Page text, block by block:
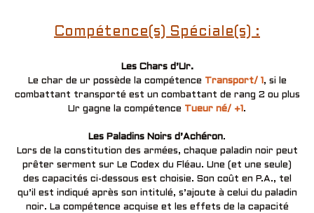
Compétence(s) Spéciale(s) :
Les Chars d’Ur.
Le char de ur possède la compétence Transport/ 1 , si le
combattant transporté est un combattant de rang 2 ou plus
Ur gagne la compétence Tueur né/ +1 .
Les Paladins Noirs d’Achéron.
Lors de la constitution des armées, chaque paladin noir peut
prêter serment sur Le Codex du Fléau. Une (et une seule)
des capacités ci-dessous est choisie. Son coût en P.A., tel
qu’il est indiqué après son intitulé, s’ajoute à celui du paladin
noir. La compétence acquise et les effets de la capacité